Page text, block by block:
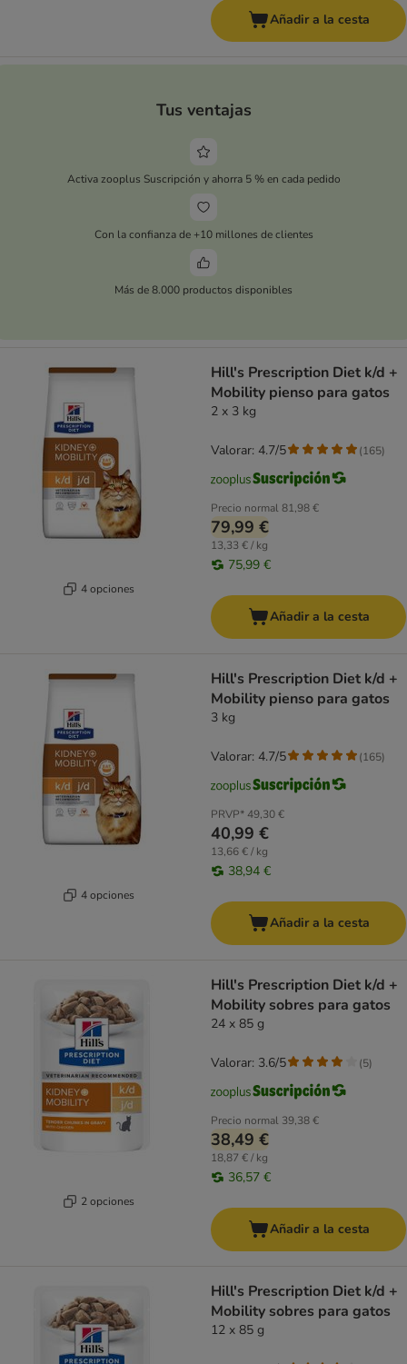
Añadir a la cesta
Tus ventajas
Activa zooplus Suscripción y ahorra 5 % en cada pedido
Con la confianza de +10 millones de clientes
Más de 8.000 productos disponibles
4 opciones
Hill's Prescription Diet k/d +
Mobility pienso para gatos
2 x 3 kg
Precio normal81,98 €
79,99 €
13,33 € / kg
75,99 €
Valorar: 4.7/5 (165)
Añadir a la cesta
4 opciones
Hill's Prescription Diet k/d +
Mobility pienso para gatos
3 kg
PRVP*49,30 €
40,99 €
13,66 € / kg
38,94 €
Valorar: 4.7/5 (165)
Añadir a la cesta
2 opciones
Hill's Prescription Diet k/d +
Mobility sobres para gatos
24 x 85 g
Precio normal 39,38 €
38,49 €
18,87 € / kg
36,57 €
Valorar: 3.6/5 (5)
Añadir a la cesta
Hill's Prescription Diet k/d +
Mobility sobres para gatos
12 x 85 g